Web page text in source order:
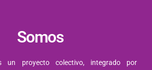
Somos
un proyecto colectivo, integrado por